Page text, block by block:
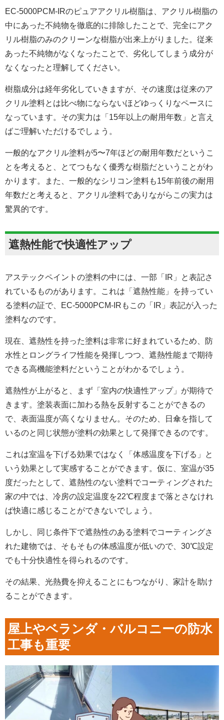
EC-5000PCM-IRのピュアアクリル樹脂は、アクリル樹脂の
中にあった不純物を徹底的に排除したことで、完全にアク
リル樹脂のみのクリーンな樹脂が出来上がりました。従来
あった不純物がなくなったことで、劣化してしまう成分が
なくなったと理解してください。
樹脂成分は経年劣化していきますが、その速度は従来のア
クリル塗料とは比べ物にならないほどゆっくりなペースに
なっています。その実力は「15年以上の耐用年数」と言え
ばご理解いただけるでしょう。
一般的なアクリル塗料が5〜7年ほどの耐用年数だというこ
とを考えると、とてつもなく優秀な樹脂だということがわ
かります。また、一般的なシリコン塗料も15年前後の耐用
年数だと考えると、アクリル塗料でありながらこの実力は
驚異的です。
遮熱性能で快適性アップ
アステックペイントの塗料の中には、一部「IR」と表記さ
れているものがあります。これは「遮熱性能」を持ってい
る塗料の証で、EC-5000PCM-IRもこの「IR」表記が入った
塗料なのです。
現在、遮熱性を持った塗料は非常に好まれているため、防
水性とロングライフ性能を発揮しつつ、遮熱性能まで期待
できる高機能塗料だということがわかるでしょう。
遮熱性が上がると、まず「室内の快適性アップ」が期待で
きます。塗装表面に加わる熱を反射することができるの
で、表面温度が高くなりません。そのため、日傘を指して
いるのと同じ状態が塗料の効果として発揮できるのです。
これは室温を下げる効果ではなく「体感温度を下げる」と
いう効果として実感することができます。仮に、室温が35
度だったとして、遮熱性のない塗料でコーティングされた
家の中では、冷房の設定温度を22℃程度まで落とさなけれ
ば快適に感じることができないでしょう。
しかし、同じ条件下で遮熱性のある塗料でコーティングさ
れた建物では、そもそもの体感温度が低いので、30℃設定
でも十分快適性を得られるのです。
その結果、光熱費を抑えることにもつながり、家計を助け
ることができます。
屋上やベランダ・バルコニーの防水
工事も重要